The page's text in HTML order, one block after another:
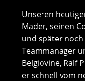
Unseren
Mader, seinen
und später
Teammanager
Belgiovine, Ralf
er schnell vom